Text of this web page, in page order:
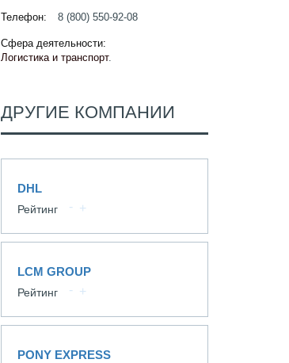
Телефон: 8 (800) 550-92-08
Сфера деятельности:
Логистика и транспорт.
ДРУГИЕ КОМПАНИИ
DHL
Рейтинг
LCM GROUP
Рейтинг
PONY EXPRESS